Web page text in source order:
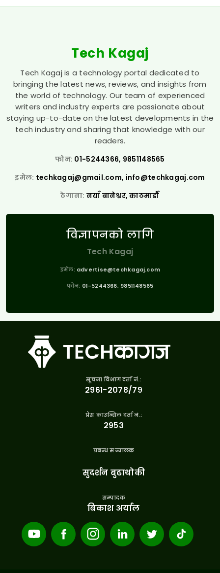
Tech Kagaj
Tech Kagaj is a technology portal dedicated to
bringing the latest news, reviews, and insights from
the world of technology. Our team of experienced
writers and industry experts are passionate about
staying up-to-date on the latest developments in the
tech industry and sharing that knowledge with our
readers.
फोन: 01-5244366, 9851148565
इमेल: techkagaj@gmail.com, info@techkagaj.com
ठेगाना: नयाँ बानेश्वर, काठमाडौँ
विज्ञापनको लागि
Tech Kagaj
इमेल: advertise@techkagaj.com
फोन: 01-5244366, 9851148565
सूचना विभाग दर्ता नं.:
२९६१-२०७८/७९
प्रेस काउन्सिल दर्ता नं.:
२९५३
प्रबन्ध सन्चालक
सुदर्शन बुढाथोकी
सम्पादक
बिकाश अर्याल